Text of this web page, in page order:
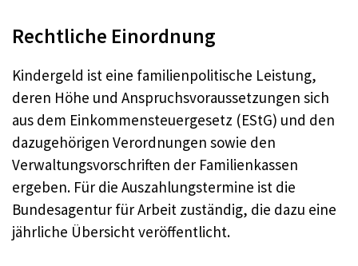
Rechtliche Einordnung
Kindergeld ist eine familienpolitische Leistung,
deren Höhe und Anspruchsvoraussetzungen sich
aus dem Einkommensteuergesetz (EStG) und den
dazugehörigen Verordnungen sowie den
Verwaltungsvorschriften der Familienkassen
ergeben. Für die Auszahlungstermine ist die
Bundesagentur für Arbeit zuständig, die dazu eine
jährliche Übersicht veröffentlicht.